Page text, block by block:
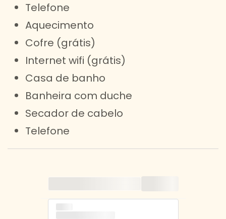
Telefone
Aquecimento
Cofre (grátis)
Internet wifi (grátis)
Casa de banho
Banheira com duche
Secador de cabelo
Telefone